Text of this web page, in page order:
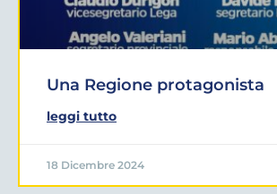
Una Regione protagonista
leggi tutto
18 Dicembre 2024